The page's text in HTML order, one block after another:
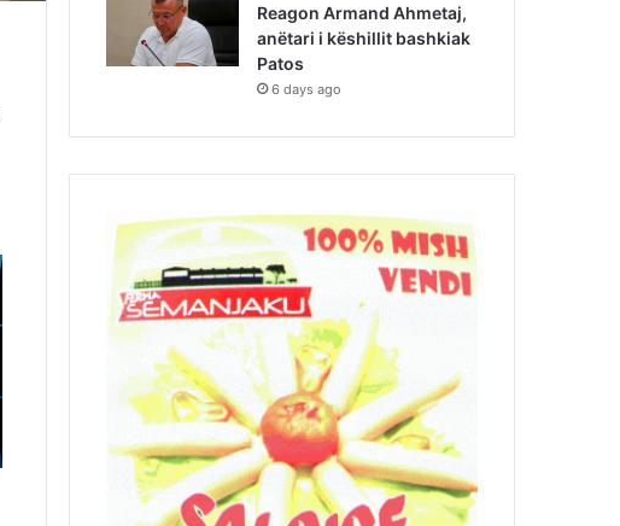
Reagon Armand Ahmetaj,
anëtari i këshillit bashkiak
Patos
6 days ago